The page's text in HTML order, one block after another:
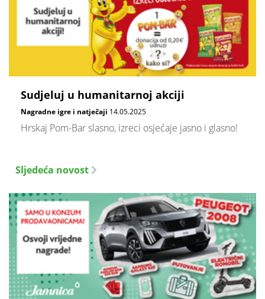
Sudjeluj u humanitarnoj akciji
Nagradne igre i natječaji 14.05.2025
Hrskaj Pom-Bar slasno, izreci osjećaje jasno i glasno!
Sljedeća novost